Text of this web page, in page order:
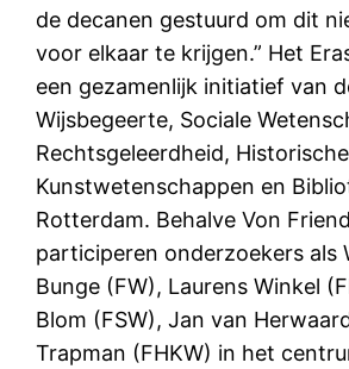
de decanen gestuurd om dit
voor elkaar te krijgen.” Het
een gezamenlijk initiatief van
Wijsbegeerte, Sociale
Rechtsgeleerdheid,
Kunstwetenschappen en
Rotterdam. Behalve Von
participeren onderzoekers als
Bunge (FW), Laurens Winkel
Blom (FSW), Jan van
Trapman (FHKW) in het